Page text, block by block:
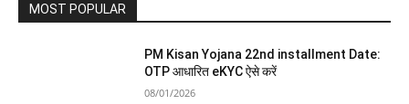
MOST POPULAR
PM Kisan Yojana 22nd installment Date:
OTP आधारित eKYC ऐसे करें
08/01/2026